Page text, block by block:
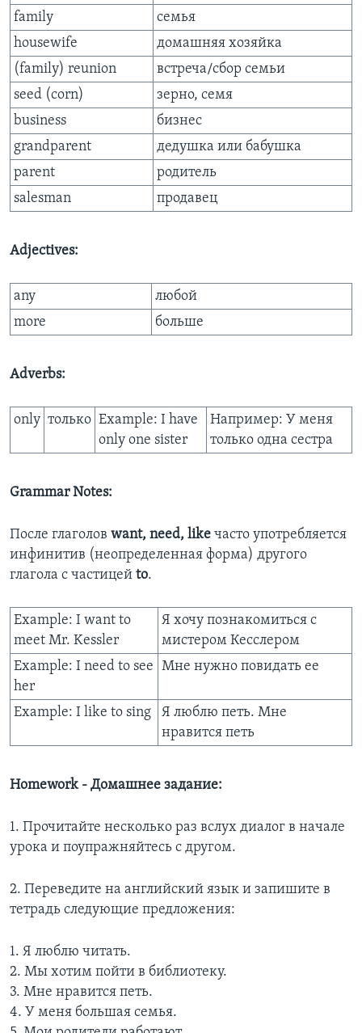
family
семья
housewife
домашняя хозяйка
(family) reunion
встреча/сбор семьи
seed (corn)
зерно, семя
business
бизнес
grandparent
дедушка или бабушка
parent
родитель
salesman
продавец
Adjectives:
any
любой
more
больше
Adverbs:
only только Example: I have
only one sister
Например: У меня
только одна сестра
Grammar Notes:
После глаголов want, need, like часто употребляется
инфинитив (неопределенная форма) другого
глагола с частицей to.
Example: I want to
meet Mr. Kessler
Я хочу познакомиться с
мистером Кесслером
Example: I need to see
her
Мне нужно повидать ее
Example: I like to sing
Я люблю петь. Мне
нравится петь
Homework - Домашнее задание:
1. Прочитайте несколько раз вслух диалог в начале
урока и поупражняйтесь с другом.
2. Переведите на английский язык и запишите в
тетрадь следующие предложения:
1. Я люблю читать.
2. Мы хотим пойти в библиотеку.
3. Мне нравится петь.
4. У меня большая семья.